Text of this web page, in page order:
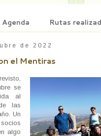
Agenda Rutas
de 2022
el Mentiras
se
al
las
Un
algo